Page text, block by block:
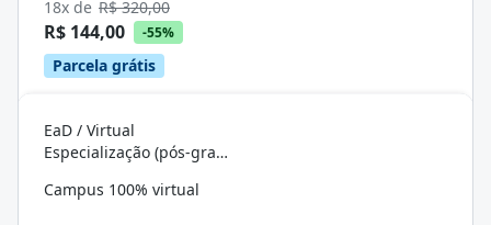
18x de R$ 320,00
R$ 144,00 -55%
Parcela grátis
EaD / Virtual
Especialização (pós-graduação)
Campus 100% virtual